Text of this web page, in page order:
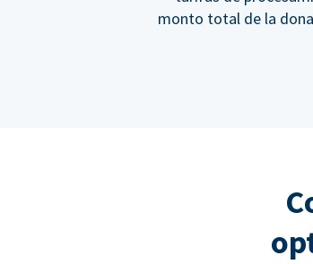
monto total de la